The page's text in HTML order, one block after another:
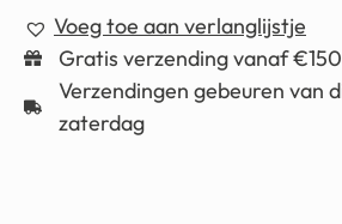
Voeg toe aan verlanglijstje
Gratis verzending vanaf €150
Verzendingen gebeuren van
zaterdag